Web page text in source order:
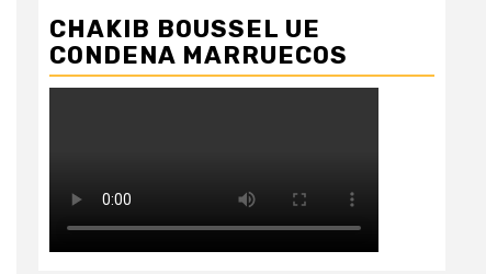
CHAKIB BOUSSEL UE
CONDENA MARRUECOS